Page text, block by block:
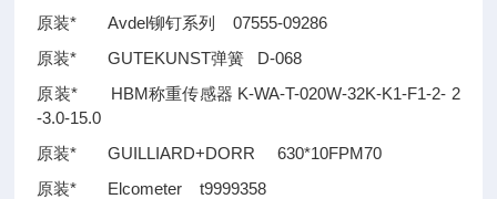
原装* Avdel铆钉系列 07555-09286
原装* GUTEKUNST弹簧 D-068
原装* HBM称重传感器 K-WA-T-020W-32K-K1-F1-2- 2
-3.0-15.0
原装* GUILLIARD+DORR 630*10FPM70
原装* Elcometer t9999358